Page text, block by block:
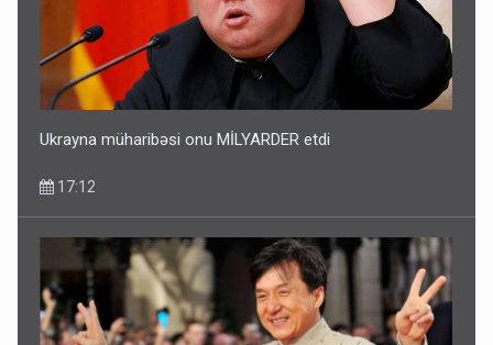
Ukrayna müharibəsi onu MİLYARDER etdi
17:12